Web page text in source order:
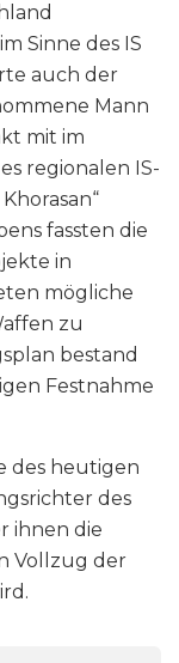
Sinne des IS
auch der
Mann
mit im
regionalen IS-
fassten die
in
mögliche
zu
bestand
Festnahme
des heutigen
des
ihnen die
Vollzug der